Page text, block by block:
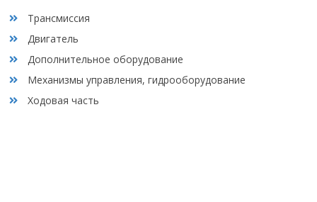
Трансмиссия
Двигатель
Дополнительное оборудование
Механизмы управления, гидрооборудование
Ходовая часть